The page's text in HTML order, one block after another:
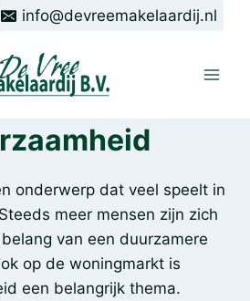
info@devreemakelaardij.nl
onderwerp dat veel speelt in
meer mensen zijn zich
van een duurzamere
op de woningmarkt is
een belangrijk thema.